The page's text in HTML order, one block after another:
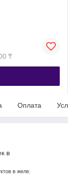
₸
Оплата
в
в желе.